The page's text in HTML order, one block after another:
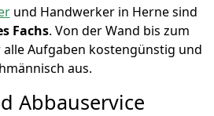
und Handwerker in Herne sind
Fachs. Von der Wand bis zum
Aufgaben kostengünstig und
aus.
Abbauservice